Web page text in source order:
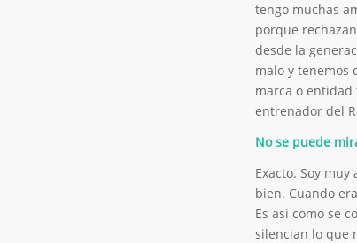
tengo muchas
porque
desde la
malo y tenemos
marca o
entrenador del
No se puede
Exacto. Soy
bien. Cuando
Es así como se
silencian lo que